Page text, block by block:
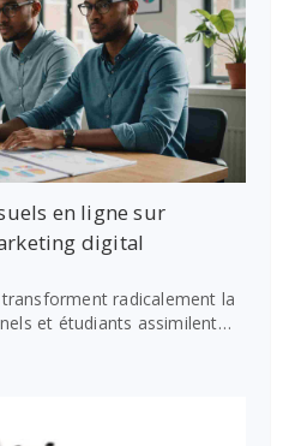
en ligne sur
digital
radicalement la
et étudiants assimilent…